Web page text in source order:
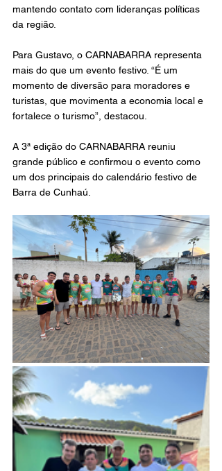
mantendo contato com lideranças políticas
da região.
Para Gustavo, o CARNABARRA representa
mais do que um evento festivo. “É um
momento de diversão para moradores e
turistas, que movimenta a economia local e
fortalece o turismo”, destacou.
A 3ª edição do CARNABARRA reuniu
grande público e confirmou o evento como
um dos principais do calendário festivo de
Barra de Cunhaú.